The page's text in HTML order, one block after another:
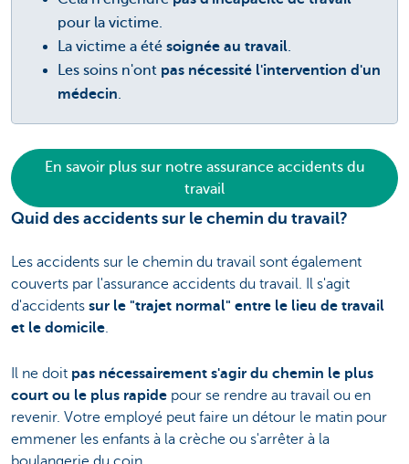
pour la victime.
La victime a été soignée au travail
Les soins n'ont pas nécessité l'intervention d'un
médecin
En savoir plus sur notre assurance accidents du
travail
Quid des accidents sur le chemin du travail?
Les accidents sur le chemin du travail sont également
couverts par l'assurance accidents du travail. Il s'agit
d'accidents sur le "trajet normal" entre le lieu de travail
et le domicile.
Il ne doit pas nécessairement s'agir du chemin le plus
court ou le plus rapide pour se rendre au travail ou en
revenir. Votre employé peut faire un détour le matin pour
emmener les enfants à la crèche ou s'arrêter à la